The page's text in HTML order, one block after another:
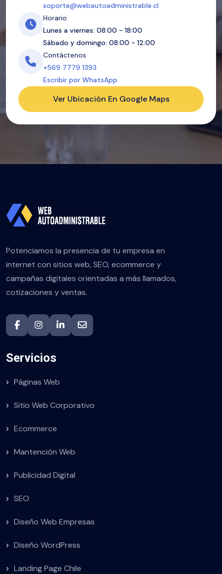
soporte@webautoadministrable.cl
Horario
Lunes a viernes: 08:00 - 18:00
Sábado y domingo: 08:00 - 12:00
Contáctenos
+569 7779 1393
Escribir por WhatsApp
Ver Ubicación En Google Maps
Potenciamos la presencia de tu empresa en
internet con sitios web, SEO, ecommerce y
campañas digitales orientadas a más llamados,
cotizaciones y ventas.
Servicios
Páginas Web
Sitio Web Corporativo
Ecommerce
Mantención Web
Publicidad Digital
SEO
Diseño Web Empresas
Diseño WordPress
Landing Page Chile